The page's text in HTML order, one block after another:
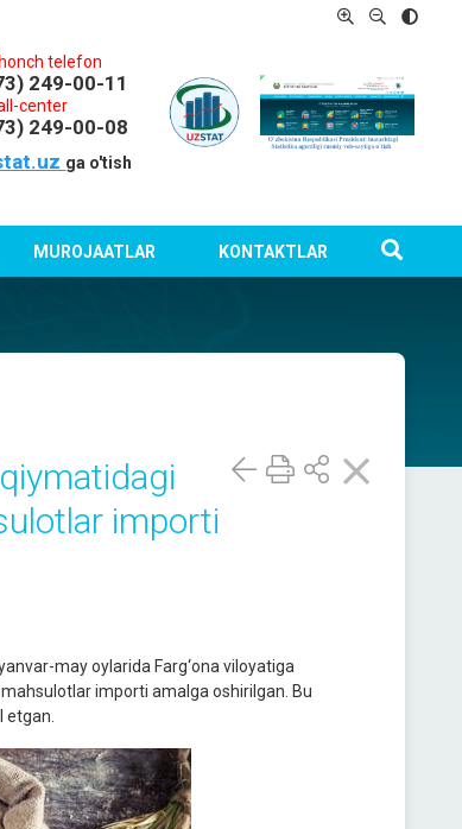
telefon
249-00-11
center
249-00-08
ga o'tish
MUROJAATLAR KONTAKTLAR
importi
may oylarida Farg‘ona viloyatiga
importi amalga oshirilgan. Bu
etgan.